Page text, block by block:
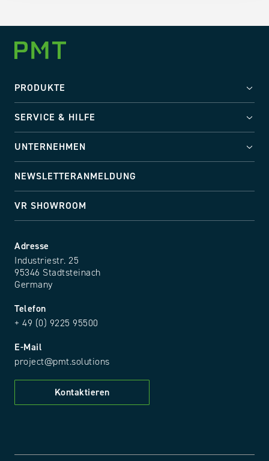
Adresse
Industriestr. 25
95346 Stadtsteinach
Germany
Telefon
+ 49 (0) 9225 95500
E-Mail
project@pmt.solutions
Kontaktieren
PRODUKTE
SERVICE & HILFE
UNTERNEHMEN
NEWSLETTERANMELDUNG
VR SHOWROOM